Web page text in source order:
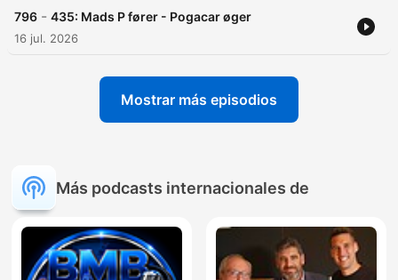
796 - 435: Mads P fører - Pogacar øger
16 jul. 2026
Mostrar más episodios
Más podcasts internacionales de